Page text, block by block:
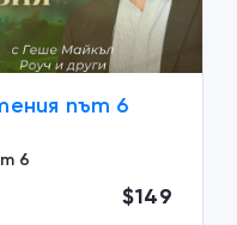
път 6
6
$149